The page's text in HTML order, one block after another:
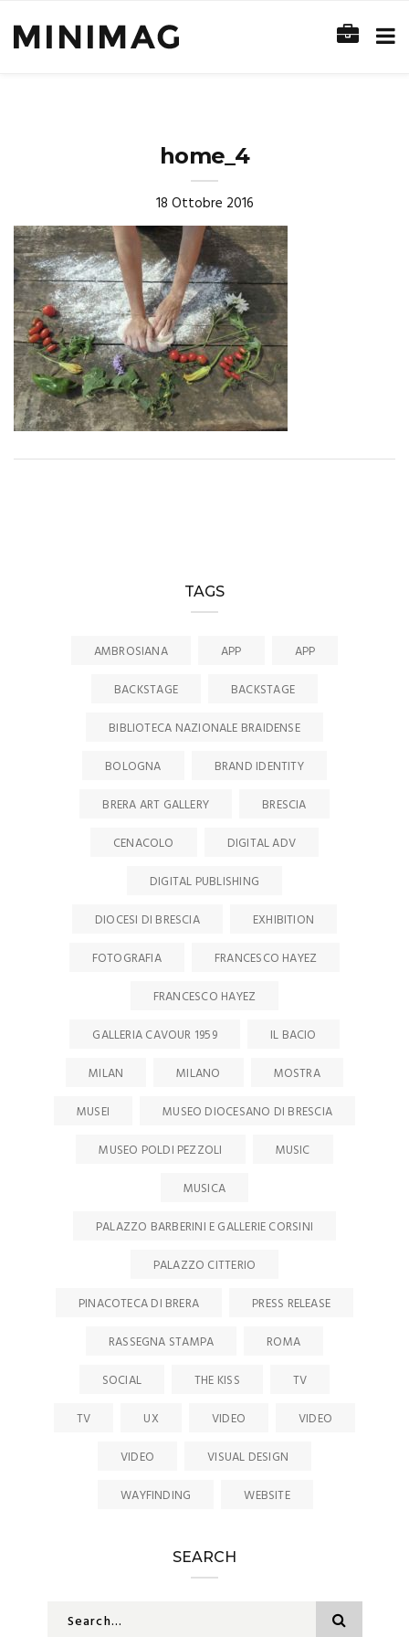
home_4
18 Ottobre 2016
TAGS
AMBROSIANA APP
APP
BACKSTAGE
BACKSTAGE
BIBLIOTECA NAZIONALE BRAIDENSE
BOLOGNA
BRAND IDENTITY
BRERA ART GALLERY
BRESCIA
CENACOLO
DIGITAL ADV
DIGITAL PUBLISHING
DIOCESI DI BRESCIA
EXHIBITION
FOTOGRAFIA
FRANCESCO HAYEZ
FRANCESCO HAYEZ
GALLERIA CAVOUR 1959
IL BACIO
MILAN
MILANO
MOSTRA
MUSEI
MUSEO DIOCESANO DI BRESCIA
MUSEO POLDI PEZZOLI
MUSIC
MUSICA
PALAZZO BARBERINI E GALLERIE CORSINI
PALAZZO CITTERIO
PINACOTECA DI BRERA
PRESS RELEASE
RASSEGNA STAMPA
ROMA
SOCIAL
THE KISS
TV
TV
UX VIDEO
VIDEO
VIDEO
VISUAL DESIGN
WAYFINDING
WEBSITE
SEARCH